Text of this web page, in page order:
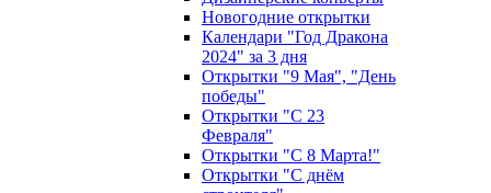
Новогодние открытки
Календари "Год Дракона
2024" за 3 дня
Открытки "9 Мая", "День
победы"
Открытки "С 23
Февраля"
Открытки "С 8 Марта!"
Открытки "С днём